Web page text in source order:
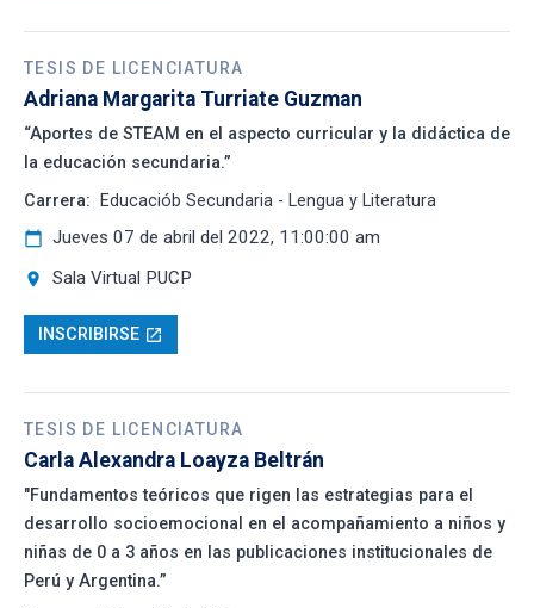
TESIS DE LICENCIATURA
Adriana Margarita Turriate Guzman
“Aportes de STEAM en el aspecto curricular y la didáctica de
la educación secundaria.”
Carrera:
Educaciób Secundaria - Lengua y Literatura
calendar_today Jueves 07 de abril del 2022, 11:00:00 am
location_on Sala Virtual PUCP
INSCRIBIRSE open_in_new
TESIS DE LICENCIATURA
Carla Alexandra Loayza Beltrán
"Fundamentos teóricos que rigen las estrategias para el
desarrollo socioemocional en el acompañamiento a niños y
niñas de 0 a 3 años en las publicaciones institucionales de
Perú y Argentina.”